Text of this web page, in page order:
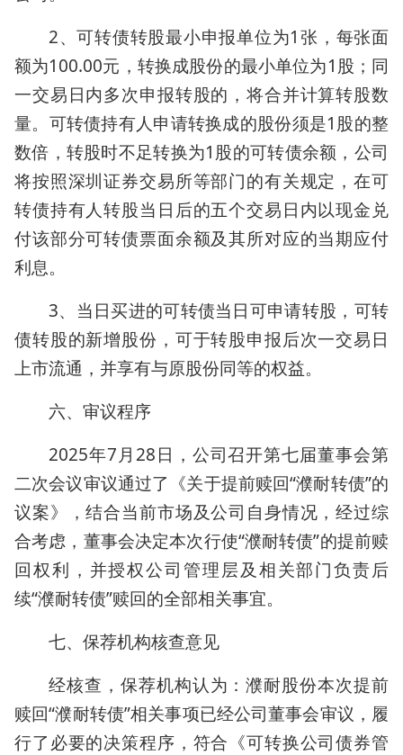
2、可转债转股最小申报单位为1张，每张面
额为100.00元，转换成股份的最小单位为1股；同
一交易日内多次申报转股的，将合并计算转股数
量。可转债持有人申请转换成的股份须是1股的整
数倍，转股时不足转换为1股的可转债余额，公司
将按照深圳证券交易所等部门的有关规定，在可
转债持有人转股当日后的五个交易日内以现金兑
付该部分可转债票面余额及其所对应的当期应付
利息。
3、当日买进的可转债当日可申请转股，可转
债转股的新增股份，可于转股申报后次一交易日
上市流通，并享有与原股份同等的权益。
六、审议程序
2025年7月28日，公司召开第七届董事会第
二次会议审议通过了《关于提前赎回“濮耐转债”的
议案》，结合当前市场及公司自身情况，经过综
合考虑，董事会决定本次行使“濮耐转债”的提前赎
回权利，并授权公司管理层及相关部门负责后
续“濮耐转债”赎回的全部相关事宜。
七、保荐机构核查意见
经核查，保荐机构认为：濮耐股份本次提前
赎回“濮耐转债”相关事项已经公司董事会审议，履
行了必要的决策程序，符合《可转换公司债券管